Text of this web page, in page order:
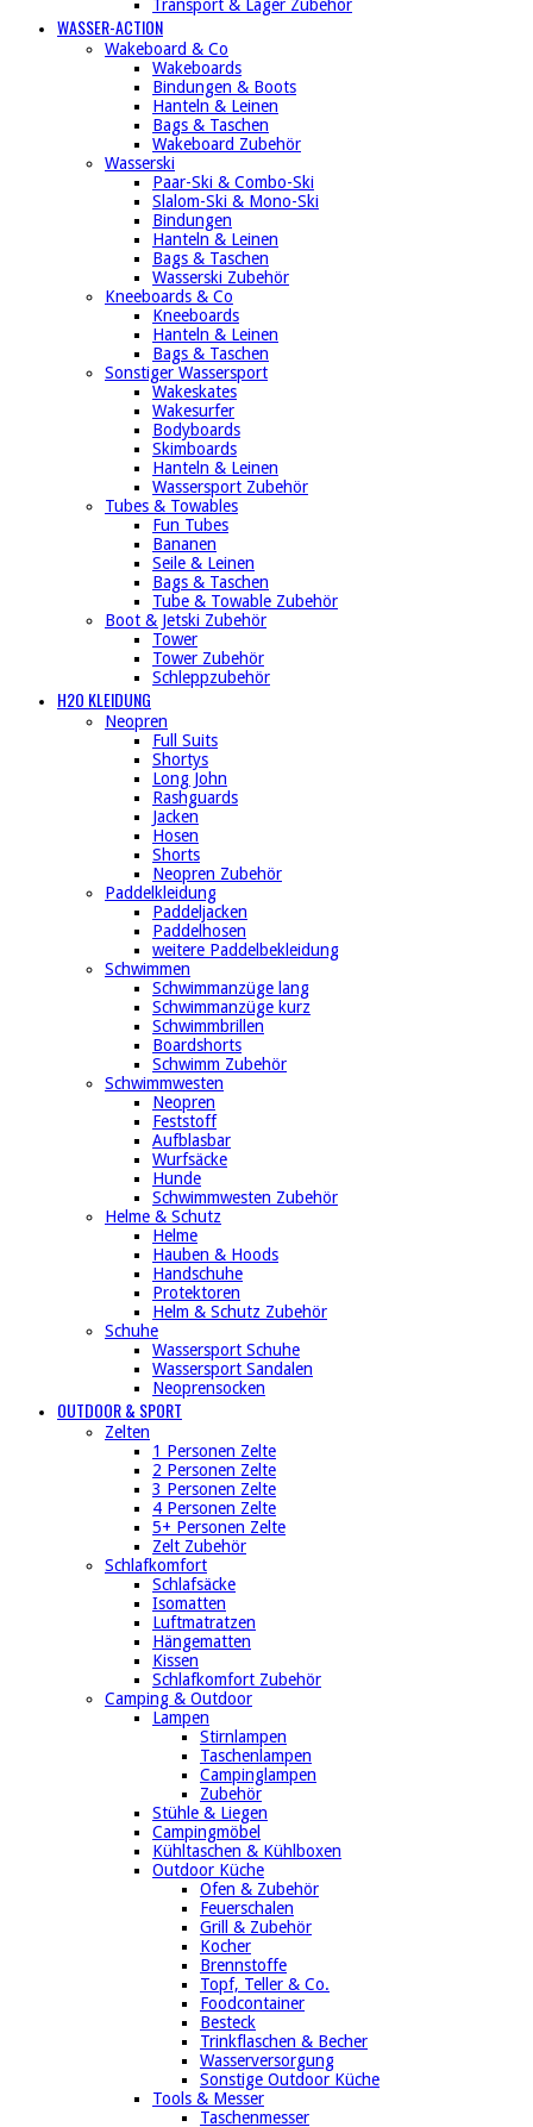
Transport & Lager Zubehör
WASSER-ACTION
Wakeboard & Co
Wakeboards
Bindungen & Boots
Hanteln & Leinen
Bags & Taschen
Wakeboard Zubehör
Wasserski
Paar-Ski & Combo-Ski
Slalom-Ski & Mono-Ski
Bindungen
Hanteln & Leinen
Bags & Taschen
Wasserski Zubehör
Kneeboards & Co
Kneeboards
Hanteln & Leinen
Bags & Taschen
Sonstiger Wassersport
Wakeskates
Wakesurfer
Bodyboards
Skimboards
Hanteln & Leinen
Wassersport Zubehör
Tubes & Towables
Fun Tubes
Bananen
Seile & Leinen
Bags & Taschen
Tube & Towable Zubehör
Boot & Jetski Zubehör
Tower
Tower Zubehör
Schleppzubehör
H2O KLEIDUNG
Neopren
Full Suits
Shortys
Long John
Rashguards
Jacken
Hosen
Shorts
Neopren Zubehör
Paddelkleidung
Paddeljacken
Paddelhosen
weitere Paddelbekleidung
Schwimmen
Schwimmanzüge lang
Schwimmanzüge kurz
Schwimmbrillen
Boardshorts
Schwimm Zubehör
Schwimmwesten
Neopren
Feststoff
Aufblasbar
Wurfsäcke
Hunde
Schwimmwesten Zubehör
Helme & Schutz
Helme
Hauben & Hoods
Handschuhe
Protektoren
Helm & Schutz Zubehör
Schuhe
Wassersport Schuhe
Wassersport Sandalen
Neoprensocken
OUTDOOR & SPORT
Zelten
1 Personen Zelte
2 Personen Zelte
3 Personen Zelte
4 Personen Zelte
5+ Personen Zelte
Zelt Zubehör
Schlafkomfort
Schlafsäcke
Isomatten
Luftmatratzen
Hängematten
Kissen
Schlafkomfort Zubehör
Camping & Outdoor
Lampen
Stirnlampen
Taschenlampen
Campinglampen
Zubehör
Stühle & Liegen
Campingmöbel
Kühltaschen & Kühlboxen
Outdoor Küche
Ofen & Zubehör
Feuerschalen
Grill & Zubehör
Kocher
Brennstoffe
Topf, Teller & Co.
Foodcontainer
Besteck
Trinkflaschen & Becher
Wasserversorgung
Sonstige Outdoor Küche
Tools & Messer
Taschenmesser